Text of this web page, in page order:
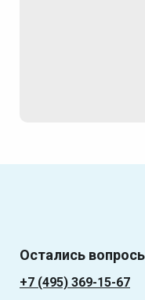
Остались
+7 (495) 369-15-67